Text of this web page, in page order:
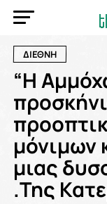
ΔΙΕΘΝΗ
“Η
μόνιμων
μιας
.Της